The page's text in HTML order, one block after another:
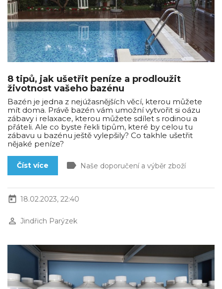
8 tipů, jak ušetřit peníze a prodloužit
životnost vašeho bazénu
Bazén je jedna z nejúžasnějších věcí, kterou můžete
mít doma. Právě bazén vám umožní vytvořit si oázu
zábavy i relaxace, kterou můžete sdílet s rodinou a
přáteli. Ale co byste řekli tipům, které by celou tu
zábavu u bazénu ještě vylepšily? Co takhle ušetřit
nějaké peníze?
Číst více label Naše doporučení a výběr zboží
today 18.02.2023, 22:40
perm_identity Jindřich Parýzek